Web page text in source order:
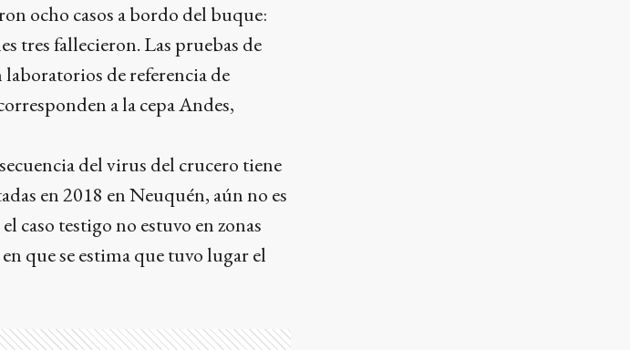
ocho casos a bordo del buque:
tres fallecieron. Las pruebas de
de referencia de
a la cepa Andes,
del virus del crucero tiene
en 2018 en Neuquén, aún no es
caso testigo no estuvo en zonas
que se estima que tuvo lugar el